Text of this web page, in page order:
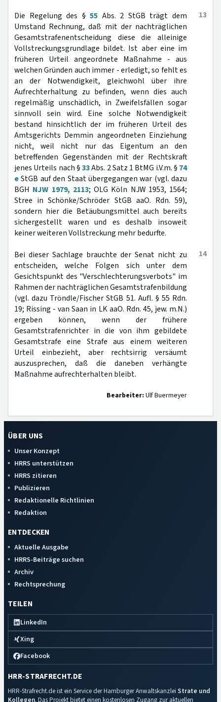
13
Die Regelung des §55 Abs. 2 StGB trägt dem
Umstand Rechnung, daß mit der nachträglichen
Gesamtstrafenentscheidung diese die alleinige
Vollstreckungsgrundlage bildet. Ist aber eine im
früheren Urteil angeordnete Maßnahme - aus
welchen Gründen auch immer - erledigt, so fehlt es
an der Notwendigkeit, gleichwohl über ihre
Aufrechterhaltung zu befinden, wenn dies auch
regelmäßig unschädlich, in Zweifelsfällen sogar
sinnvoll sein wird. Eine solche Notwendigkeit
bestand hinsichtlich der im früheren Urteil des
Amtsgerichts Demmin angeordneten Einziehung
nicht, weil nicht nur das Eigentum an den
betreffenden Gegenständen mit der Rechtskraft
jenes Urteils nach §33Abs. 2 Satz 1 BtMG i.V.m. § 74
eStGB auf den Staat übergegangen war (vgl. dazu
BGH NJW 1979, 2113; OLG Köln NJW 1953, 1564;
Stree in Schönke/Schröder StGB aaO. Rdn. 59),
sondern hier die Betäubungsmittel auch bereits
sichergestellt waren und es deshalb insoweit
keiner weiteren Vollstreckung mehr bedurfte.
14
Bei dieser Sachlage brauchte der Senat nicht zu
entscheiden, welche Folgen sich unter dem
Gesichtspunkt des "Verschlechterungsverbots" im
Rahmen der nachträglichen Gesamtstrafenbildung
(vgl. dazu Tröndle/Fischer StGB 51. Aufl. § 55 Rdn.
19; Rissing - van Saan in LK aaO. Rdn. 45, jew. m.N.)
ergeben können, wenn der frühere
Gesamtstrafenrichter in die von ihm gebildete
Gesamtstrafe eine Strafe aus einem weiteren
Urteil einbezieht, aber rechtsirrig versäumt
auszusprechen, daß die daneben verhängte
Maßnahme aufrechterhalten bleibt.
Bearbeiter: Ulf Buermeyer
ÜBER UNS
Unser Konzept
HRRS unterstützen
HRRS zitieren
Publizieren
Redaktionelle Richtlinien
Redaktion
ENTDECKEN
Aktuelle Ausgabe
HRRS-Beiträge suchen
Archiv
Rechtsprechung
TEILEN
LinkedIn
Xing
Facebook
HRR-STRAFRECHT.DE
HRR-Strafrecht.de ist ein Service der Hamburger Anwaltskanzlei Strate und
Kollegen. Das Projekt bietet einen kostenlosen Zugang zur aktuellen